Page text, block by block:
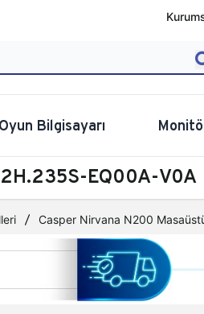
Oyun Bilgisayarı
EQ00A-V0A
Casper Nirvana N200